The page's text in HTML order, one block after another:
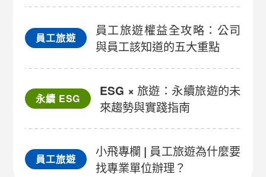
員工旅遊
員工旅遊權益全攻略：公司
與員工該知道的五大重點
永續 ESG
ESG × 旅遊：永續旅遊的未
來趨勢與實踐指南
員工旅遊
小飛專欄 | 員工旅遊為什麼要
找專業單位辦理？